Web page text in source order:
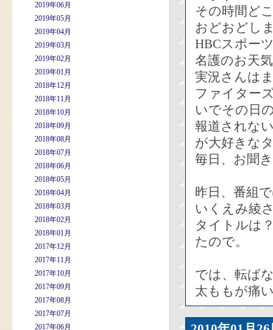
2019年06月
2019年05月
2019年04月
2019年03月
2019年02月
2019年01月
2018年12月
2018年11月
2018年10月
2018年09月
2018年08月
2018年07月
2018年06月
2018年05月
2018年04月
2018年03月
2018年02月
2018年01月
2017年12月
2017年11月
2017年10月
2017年09月
2017年08月
2017年07月
2017年06月
その時間ど
おどおどし
HBCスポー
名護のお天
実況さんは
ファイター
いでその日
報道されな
が大好きな
毎日、お聞
昨日、番組
いくえみ綾
タイトルは
たので。
では、転ば
太ももが痛